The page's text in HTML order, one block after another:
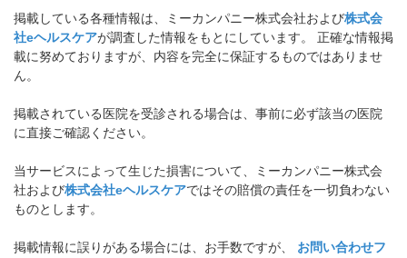
掲載している各種情報は、ミーカンパニー株式会社および株式会
社eヘルスケアが調査した情報をもとにしています。 正確な情報掲
載に努めておりますが、内容を完全に保証するものではありませ
ん。
掲載されている医院を受診される場合は、事前に必ず該当の医院
に直接ご確認ください。
当サービスによって生じた損害について、ミーカンパニー株式会
社および株式会社eヘルスケアではその賠償の責任を一切負わない
ものとします。
掲載情報に誤りがある場合には、お手数ですが、 お問い合わせフ